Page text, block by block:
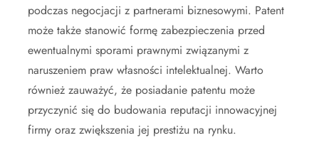
podczas negocjacji z partnerami biznesowymi. Patent
może także stanowić formę zabezpieczenia przed
ewentualnymi sporami prawnymi związanymi z
naruszeniem praw własności intelektualnej. Warto
również zauważyć, że posiadanie patentu może
przyczynić się do budowania reputacji innowacyjnej
firmy oraz zwiększenia jej prestiżu na rynku.